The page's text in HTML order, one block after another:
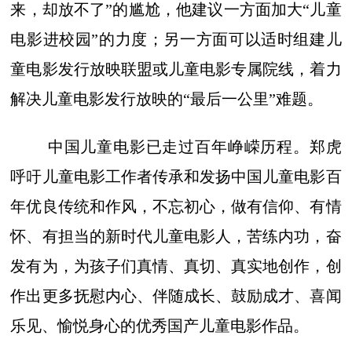
来，却放不了”的尴尬，他建议一方面加大“儿童
电影进校园”的力度；另一方面可以适时组建儿
童电影发行放映联盟或儿童电影专属院线，着力
解决儿童电影发行放映的“最后一公里”难题。
中国儿童电影已走过百年峥嵘历程。郑虎
呼吁儿童电影工作者传承和发扬中国儿童电影百
年优良传统和作风，不忘初心，做有信仰、有情
怀、有担当的新时代儿童电影人，苦练内功，奋
发有为，为孩子们真情、真切、真实地创作，创
作出更多抚慰内心、伴随成长、鼓励成才、喜闻
乐见、愉悦身心的优秀国产儿童电影作品。